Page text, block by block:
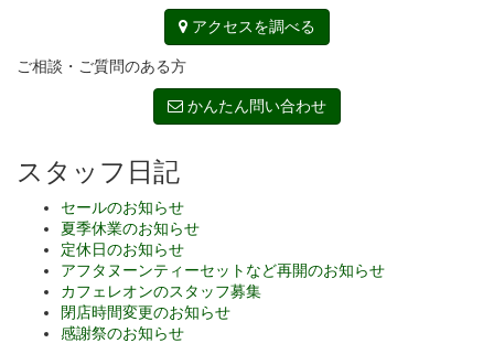
アクセスを調べる
ご相談・ご質問のある方
かんたん問い合わせ
スタッフ日記
セールのお知らせ
夏季休業のお知らせ
定休日のお知らせ
アフタヌーンティーセットなど再開のお知らせ
カフェレオンのスタッフ募集
閉店時間変更のお知らせ
感謝祭のお知らせ